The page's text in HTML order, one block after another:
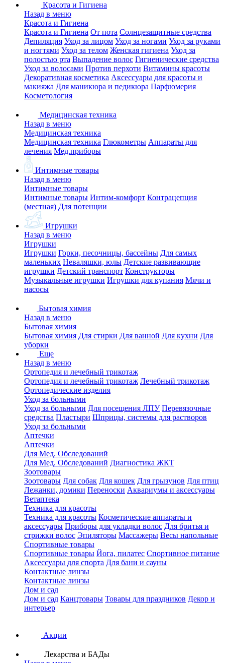
Красота и Гигиена
Назад в меню
Красота и Гигиена
Красота и Гигиена От пота Солнцезащитные средства
Депиляция Уход за лицом Уход за ногами Уход за руками
и ногтями Уход за телом Женская гигиена Уход за
полостью рта Выпадение волос Гигиенические средства
Уход за волосами Против перхоти Витамины красоты
Декоративная косметика Аксессуары для красоты и
макияжа Для маникюра и педикюра Парфюмерия
Косметология
Медицинская техника
Назад в меню
Медицинская техника
Медицинская техника Глюкометры Аппараты для
лечения Мед.приборы
Интимные товары
Назад в меню
Интимные товары
Интимные товары Интим-комфорт Контрацепция
(местная) Для потенции
Игрушки
Назад в меню
Игрушки
Игрушки Горки, песочницы, бассейны Для самых
маленьких Неваляшки, юлы Детские развивающие
игрушки Детский транспорт Конструкторы
Музыкальные игрушки Игрушки для купания Мячи и
насосы
Бытовая химия
Назад в меню
Бытовая химия
Бытовая химия Для стирки Для ванной Для кухни Для
уборки
Еще
Назад в меню
Ортопедия и лечебный трикотаж
Ортопедия и лечебный трикотаж Лечебный трикотаж
Ортопедические изделия
Уход за больными
Уход за больными Для посещения ЛПУ Перевязочные
средства Пластыри Шприцы, системы для растворов
Уход за больными
Аптечки
Аптечки
Для Мед. Обследований
Для Мед. Обследований Диагностика ЖКТ
Зоотовары
Зоотовары Для собак Для кошек Для грызунов Для птиц
Лежанки, домики Переноски Аквариумы и аксессуары
Ветаптека
Техника для красоты
Техника для красоты Косметические аппараты и
аксессуары Приборы для укладки волос Для бритья и
стрижки волос Эпиляторы Массажеры Весы напольные
Спортивные товары
Спортивные товары Йога, пилатес Спортивное питание
Аксессуары для спорта Для бани и сауны
Контактные линзы
Контактные линзы
Дом и сад
Дом и сад Канцтовары Товары для праздников Декор и
интерьер
Акции
Лекарства и БАДы